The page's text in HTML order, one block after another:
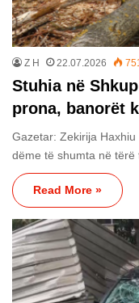
Z H 22.07.2026
Stuhia në
prona, banorët
Gazetar: Zekirija
dëme të shumta në
Read More »